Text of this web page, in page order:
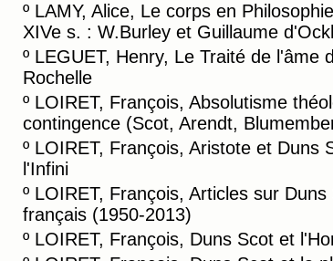
º LAMY, Alice, Le corps en
XIVe s. : W.Burley et Guillaume
º LEGUET, Henry, Le Traité de l'âme
Rochelle
º LOIRET, François, Absolutisme
contingence (Scot, Arendt,
º LOIRET, François, Aristote et Duns
l'Infini
º LOIRET, François, Articles sur Duns
français (1950-2013)
º LOIRET, François, Duns Scot et